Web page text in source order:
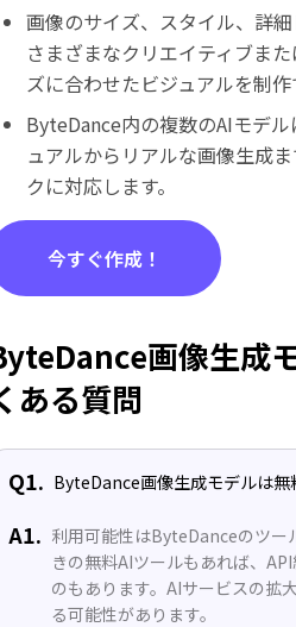
画像のサイズ、スタイル、詳
さまざまなクリエイティブま
ズに合わせたビジュアルを制作
ByteDance内の複数のAIモデ
ュアルからリアルな画像生成
クに対応します。
今すぐ作成！
画像生成
ある質問
Q1. ByteDance画像生成モデルは無
A1. 利用可能性はByteDanceのツー
きの無料AIツールもあれば、
のもあります。AIサービスの拡
る可能性があります。